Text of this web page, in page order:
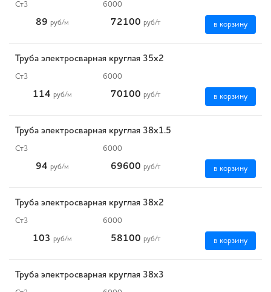
Ст3 6000
89 руб/м 72100 руб/т в корзину
Труба электросварная круглая 35х2
Ст3 6000
114 руб/м 70100 руб/т в корзину
Труба электросварная круглая 38х1.5
Ст3 6000
94 руб/м 69600 руб/т в корзину
Труба электросварная круглая 38х2
Ст3 6000
103 руб/м 58100 руб/т в корзину
Труба электросварная круглая 38х3